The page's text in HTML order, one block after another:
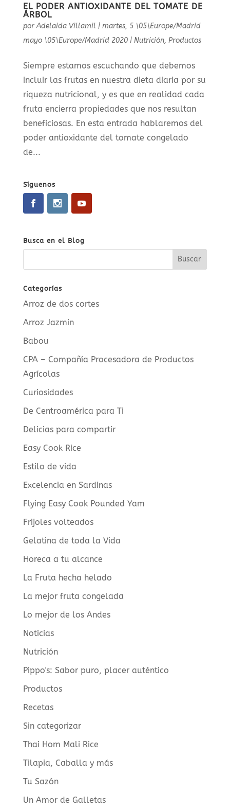
EL PODER ANTIOXIDANTE DEL TOMATE DE
ÁRBOL
porAdelaida Villamil | martes, 5 \05\Europe/Madrid
mayo \05\Europe/Madrid 2020| Nutrición, Productos
Siempre estamos escuchando que debemos
incluir las frutas en nuestra dieta diaria por su
riqueza nutricional, y es que en realidad cada
fruta encierra propiedades que nos resultan
beneficiosas. En esta entrada hablaremos del
poder antioxidante del tomate congelado
de...
Síguenos
Busca en el Blog
Categorías
Arroz de dos cortes
Arroz Jazmin
Babou
CPA – Compañía Procesadora de Productos
Agrícolas
Curiosidades
De Centroamérica para Ti
Delicias para compartir
Easy Cook Rice
Estilo de vida
Excelencia en Sardinas
Flying Easy Cook Pounded Yam
Frijoles volteados
Gelatina de toda la Vida
Horeca a tu alcance
La Fruta hecha helado
La mejor fruta congelada
Lo mejor de los Andes
Noticias
Nutrición
Pippo's: Sabor puro, placer auténtico
Productos
Recetas
Sin categorizar
Thai Hom Mali Rice
Tilapia, Caballa y más
Tu Sazón
Un Amor de Galletas